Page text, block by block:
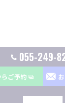
055-249-
らご予約